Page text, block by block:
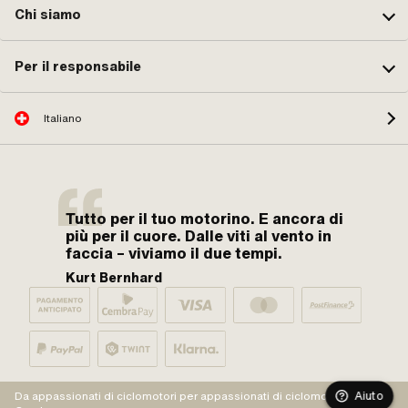
Chi siamo
Per il responsabile
Italiano
Tutto per il tuo motorino. E ancora di
più per il cuore. Dalle viti al vento in
faccia – viviamo il due tempi.
Kurt Bernhard
Da appassionati di ciclomotori per appassionati di ciclomotori. Aiuto